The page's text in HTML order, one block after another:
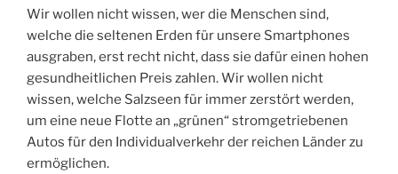
Wir wollen nicht wissen, wer die Menschen sind,
welche die seltenen Erden für unsere Smartphones
ausgraben, erst recht nicht, dass sie dafür einen hohen
gesundheitlichen Preis zahlen. Wir wollen nicht
wissen, welche Salzseen für immer zerstört werden,
um eine neue Flotte an „grünen“ stromgetriebenen
Autos für den Individualverkehr der reichen Länder zu
ermöglichen.